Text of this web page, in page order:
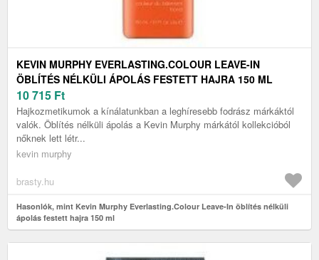
KEVIN MURPHY EVERLASTING.COLOUR LEAVE-IN
ÖBLÍTÉS NÉLKÜLI ÁPOLÁS FESTETT HAJRA 150 ML
10 715 Ft
Hajkozmetikumok a kínálatunkban a leghíresebb fodrász márkáktól
valók. Öblítés nélküli ápolás a Kevin Murphy márkától kollekcióból
nőknek lett létr...
kevin murphy
brasty.hu
Hasonlók, mint Kevin Murphy Everlasting.Colour Leave-In öblítés nélküli
ápolás festett hajra 150 ml